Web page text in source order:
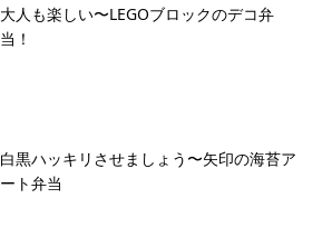
大人も楽しい〜LEGOブロックのデコ弁
当！
白黒ハッキリさせましょう〜矢印の海苔ア
ート弁当